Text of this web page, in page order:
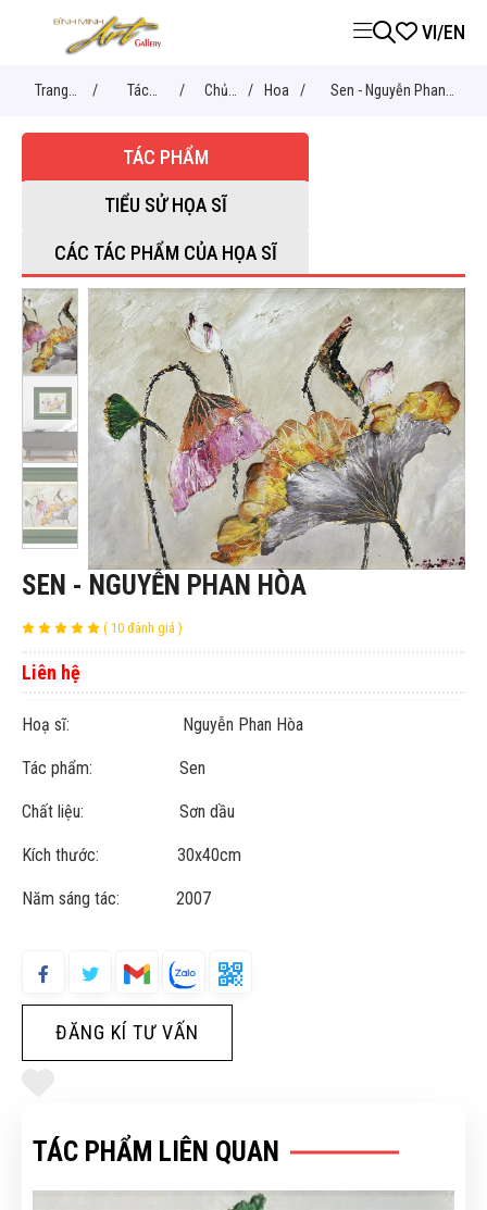
VI/EN
Trang
chủ
/ Tác
phẩm
/ Chủ
đề
/ Hoa / Sen - Nguyễn Phan
TÁC PHẨM
TIỂU SỬ HỌA SĨ
CÁC TÁC PHẨM CỦA HỌA SĨ
SEN - NGUYỄN PHAN HÒA
( 10 đánh giá )
Liên hệ
Hoạ sĩ: Nguyễn Phan Hòa
Tác phẩm: Sen
Chất liệu: Sơn dầu
Kích thước: 30x40cm
Năm sáng tác: 2007
ĐĂNG KÍ TƯ VẤN
TÁC PHẨM LIÊN QUAN